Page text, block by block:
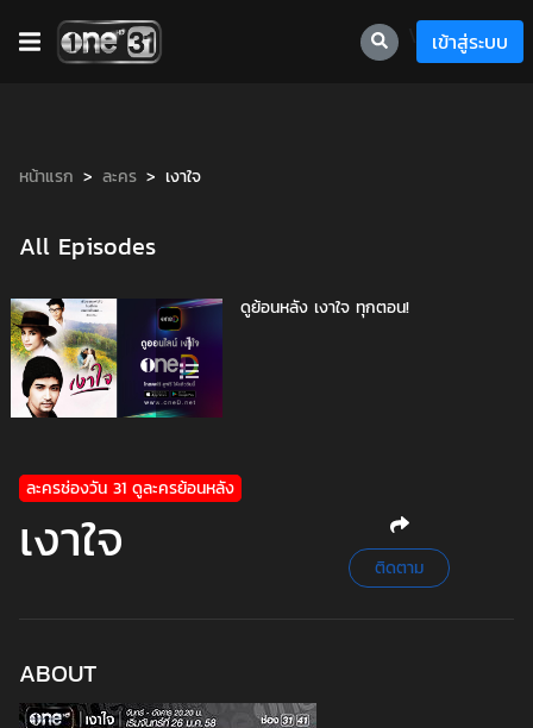
เข้าสู่ระบบ
หน้าแรก ละคร เงาใจ
All Episodes
1
ดูย้อนหลัง เงาใจ ทุกตอน!
ละครช่องวัน 31 ดูละครย้อนหลัง
เงาใจ ติดตาม
ABOUT